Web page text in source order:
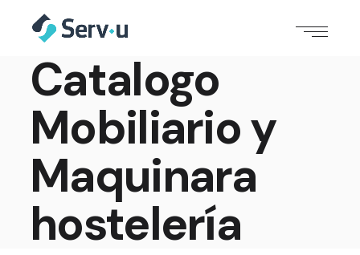
Catalogo
Mobiliario y
Maquinara
hostelería